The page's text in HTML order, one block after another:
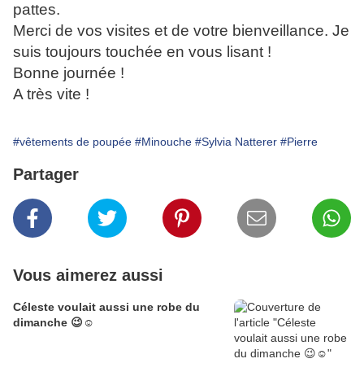
pattes.
Merci de vos visites et de votre bienveillance. Je
suis toujours touchée en vous lisant !
Bonne journée !
A très vite !
#vêtements de poupée #Minouche #Sylvia Natterer #Pierre
Partager
Vous aimerez aussi
Céleste voulait aussi une robe du
dimanche 😉☺️